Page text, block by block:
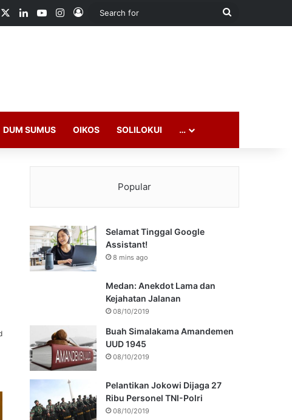
LinkedInYouTubeInstagram
Log In
Search
DUM SUMUS OIKOS SOLILOKUI …
Popular
Selamat Tinggal Google
Assistant!
8 mins ago
Medan: Anekdot Lama dan
Kejahatan Jalanan
08/10/2019
Buah Simalakama Amandemen
UUD 1945
08/10/2019
Pelantikan Jokowi Dijaga 27
Ribu Personel TNI-Polri
08/10/2019